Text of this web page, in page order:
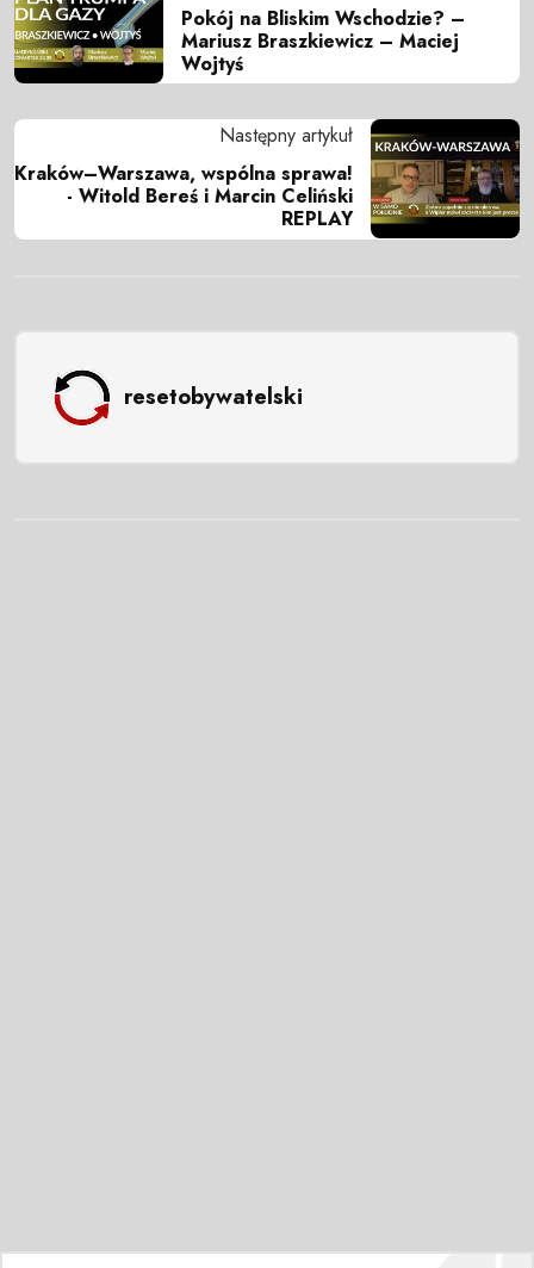
Pokój na Bliskim Wschodzie? –
Mariusz Braszkiewicz – Maciej
Wojtyś
Następny artykuł
Kraków–Warszawa, wspólna sprawa!
- Witold Bereś i Marcin Celiński
REPLAY
resetobywatelski